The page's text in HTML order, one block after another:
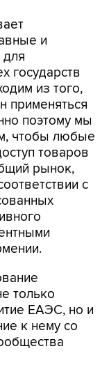
и
государств
из того,
применяться
поэтому мы
чтобы любые
товаров
рынок,
с
только
ЕАЭС, но и
к нему со